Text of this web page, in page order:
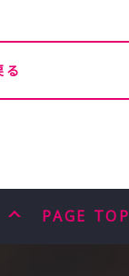
る
PAGE TOP